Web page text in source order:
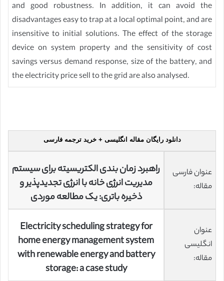
and good robustness. In addition, it can avoid the
disadvantages easy to trap at a local optimal point, and are
insensitive to initial solutions. The effect of the storage
device on system property and the sensitivity of cost
savings versus demand response, size of the battery, and
the electricity price sell to the grid are also analysed.
دانلود رایگان مقاله انگلیسی + خرید ترجمه فارسی
عنوان فارسی
مقاله:
راهبرد زمان بندی الکتریسیته برای سیستم
مدیریت انرژی خانه با انرژی تجدیدپذیر و
ذخیره باتری: یک مطالعه موردی
عنوان
انگلیسی
مقاله:
Electricity scheduling strategy for
home energy management system
with renewable energy and battery
storage: a case study